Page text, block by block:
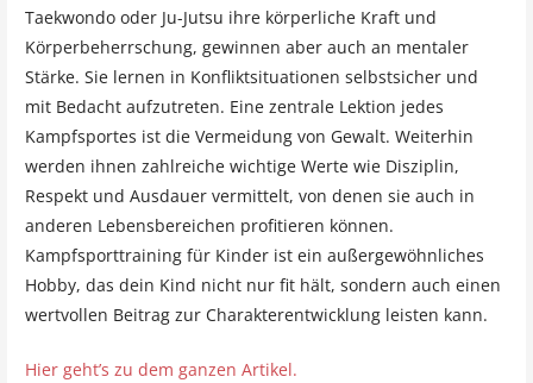
Taekwondo oder Ju-Jutsu ihre körperliche Kraft und
Körperbeherrschung, gewinnen aber auch an mentaler
Stärke. Sie lernen in Konfliktsituationen selbstsicher und
mit Bedacht aufzutreten. Eine zentrale Lektion jedes
Kampfsportes ist die Vermeidung von Gewalt. Weiterhin
werden ihnen zahlreiche wichtige Werte wie Disziplin,
Respekt und Ausdauer vermittelt, von denen sie auch in
anderen Lebensbereichen profitieren können.
Kampfsporttraining für Kinder ist ein außergewöhnliches
Hobby, das dein Kind nicht nur fit hält, sondern auch einen
wertvollen Beitrag zur Charakterentwicklung leisten kann.
Hier geht’s zu dem ganzen Artikel.